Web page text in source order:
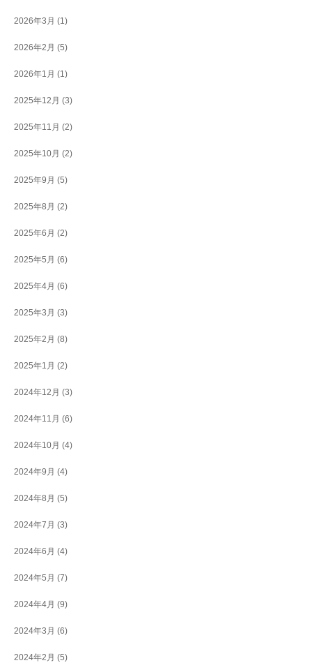
2026年3月 (1)
2026年2月 (5)
2026年1月 (1)
2025年12月 (3)
2025年11月 (2)
2025年10月 (2)
2025年9月 (5)
2025年8月 (2)
2025年6月 (2)
2025年5月 (6)
2025年4月 (6)
2025年3月 (3)
2025年2月 (8)
2025年1月 (2)
2024年12月 (3)
2024年11月 (6)
2024年10月 (4)
2024年9月 (4)
2024年8月 (5)
2024年7月 (3)
2024年6月 (4)
2024年5月 (7)
2024年4月 (9)
2024年3月 (6)
2024年2月 (5)